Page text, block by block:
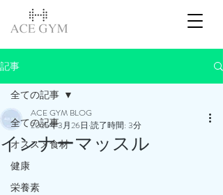
記事
全ての記事
オススメ食材
健康
栄養素
全ての記事
インナーマッスル
ACE GYM BLOG
2025年3月26日 読了時間: 3分